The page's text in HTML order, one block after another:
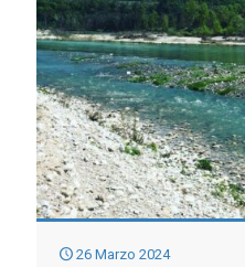
IN
SICILIA
ACQUA
RAZIONATA
–
AL
SUD
26 Marzo 2024